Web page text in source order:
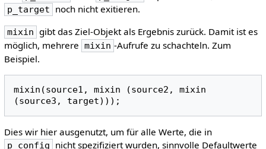
p_target noch nicht exitieren.
mixin gibt das Ziel-Objekt als Ergebnis zurück. Damit ist es
möglich, mehrere mixin -Aufrufe zu schachteln. Zum
Beispiel.
mixin (source1 , mixin (source2 ,
mixin
(source3 , target)));
Dies wir hier ausgenutzt, um für alle Werte, die in
p_config
nicht spezifiziert wurden, sinnvolle Defaultwerte